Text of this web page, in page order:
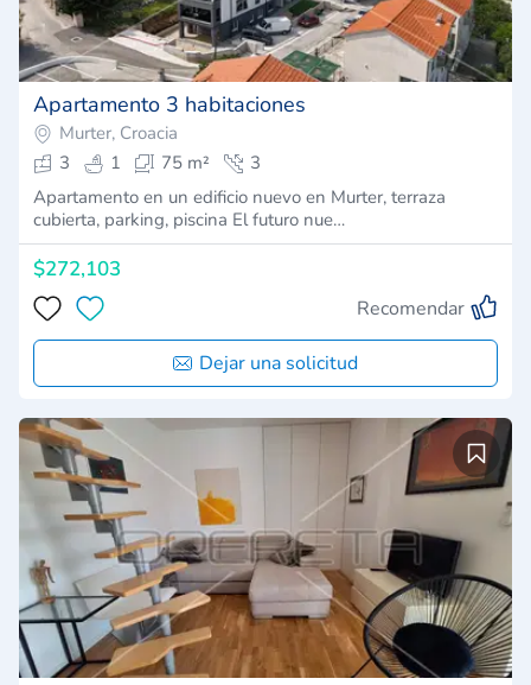
Apartamento 3 habitaciones
Murter, Croacia
3
1 75 m²
3
Apartamento en un edificio nuevo en Murter, terraza
cubierta, parking, piscina El futuro nue…
$272,103
Recomendar
Dejar una solicitud